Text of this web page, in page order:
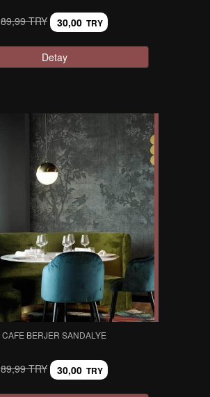
89,99 TRY 30,00 TRY
Detay
CAFE BERJER SANDALYE
89,99 TRY 30,00 TRY